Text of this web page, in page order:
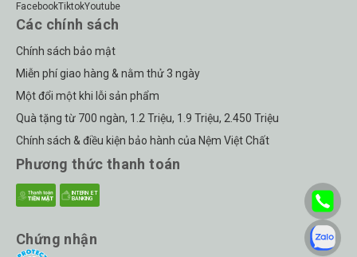
FacebookTiktokYoutube
Các chính sách
Chính sách bảo mật
Miễn phí giao hàng & nằm thử 3 ngày
Một đổi một khi lỗi sản phẩm
Quà tặng từ 700 ngàn, 1.2 Triệu, 1.9 Triệu, 2.450 Triệu
Chính sách & điều kiện bảo hành của Nệm Việt Chất
Phương thức thanh toán
Chứng nhận